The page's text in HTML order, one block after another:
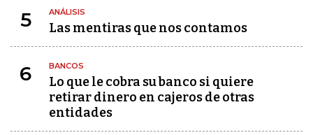
5 ANÁLISIS
Las mentiras que nos contamos
6 BANCOS
Lo que le cobra su banco si quiere
retirar dinero en cajeros de otras
entidades